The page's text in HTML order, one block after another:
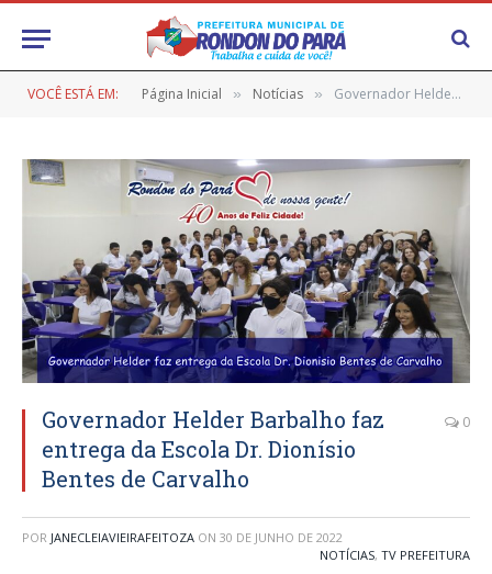
VOCÊ ESTÁ EM: Página Inicial » Notícias » Governador Helder Barbalho faz entrega da Escola Dr. Dionísio Bentes de Carvalho
Governador Helder Barbalho faz
entrega da Escola Dr. Dionísio
Bentes de Carvalho
0
POR JANECLEIAVIEIRAFEITOZA ON 30 DE JUNHO DE 2022
NOTÍCIAS, TV PREFEITURA